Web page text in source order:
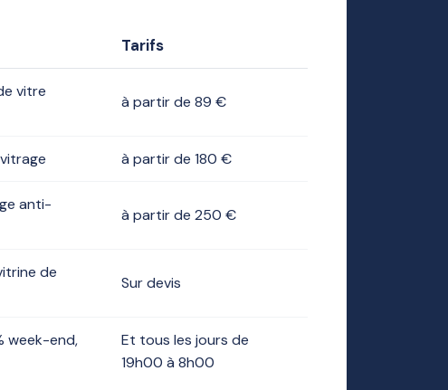
Tarifs
vitre
à partir de 89 €
à partir de 180 €
anti-
à partir de 250 €
de
Sur devis
week-end,
Et tous les jours de
19h00 à 8h00